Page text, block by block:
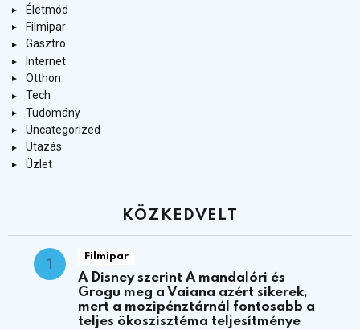
Életmód
Filmipar
Gasztro
Internet
Otthon
Tech
Tudomány
Uncategorized
Utazás
Üzlet
KÖZKEDVELT
Filmipar
A Disney szerint A mandalóri és
Grogu meg a Vaiana azért sikerek,
mert a mozipénztárnál fontosabb a
teljes ökoszisztéma teljesítménye